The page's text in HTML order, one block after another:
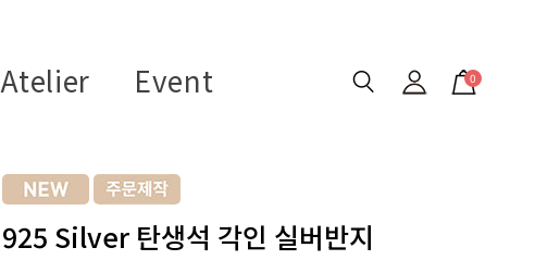
Atelier Event 0
925 Silver 탄생석 각인 실버반지